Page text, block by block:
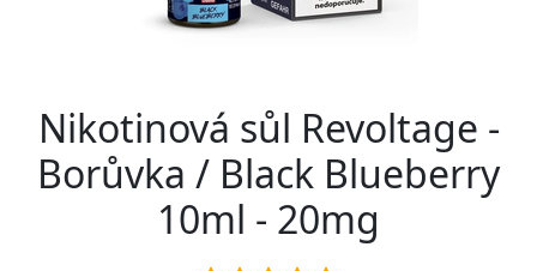
Nikotinová sůl Revoltage -
Borůvka / Black Blueberry
10ml - 20mg